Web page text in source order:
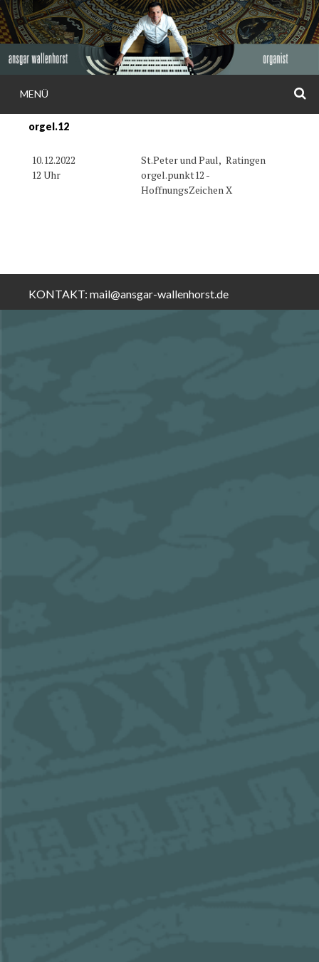
Weiter
zum
Inhalt
ANSGAR
MENÜ
orgel.12
10.12.2022
12 Uhr
St.Peter und Paul, Ratingen
orgel.punkt12 -
HoffnungsZeichen X
KONTAKT: mail@ansgar-wallenhorst.de